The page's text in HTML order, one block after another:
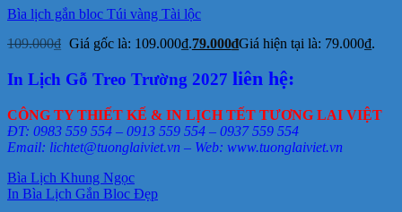
Bìa lịch gắn bloc Túi vàng Tài lộc
109.000₫ Giá gốc là: 109.000₫.79.000₫Giá hiện tại là: 79.000₫.
In Lịch Gỗ Treo Trường 2027 liên hệ:
CÔNG TY THIẾT KẾ & IN LỊCH TẾT TƯƠNG LAI VIỆT
ĐT: 0983 559 554 – 0913 559 554 – 0937 559 554
Email: lichtet@tuonglaiviet.vn – Web: www.tuonglaiviet.vn
Bìa Lịch Khung Ngọc
In Bìa Lịch Gắn Bloc Đẹp